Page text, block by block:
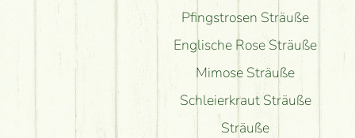
Pfingstrosen Sträuße
Englische Rose Sträuße
Mimose Sträuße
Schleierkraut Sträuße
Sträuße